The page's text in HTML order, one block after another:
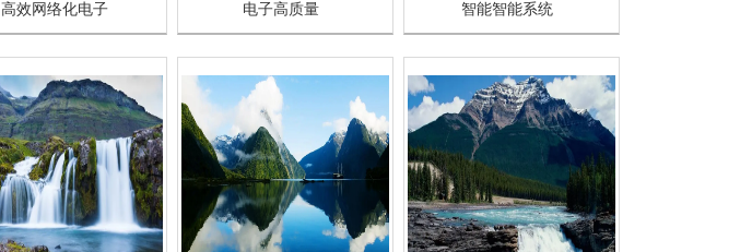
高效网络化电子 电子高质量 智能智能系统